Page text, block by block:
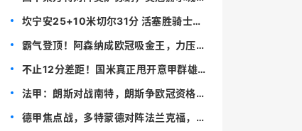
坎宁安25+10米切尔31分 活塞胜骑士总
霸气登顶！阿森纳成欧冠吸金王，力压拜
不止12分差距！国米真正甩开意甲群雄，
法甲：朗斯对战南特，朗斯争欧冠资格，
德甲焦点战，多特蒙德对阵法兰克福，深